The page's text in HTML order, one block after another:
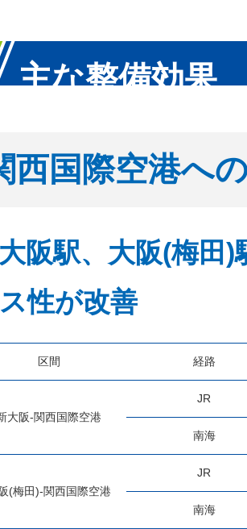
主な整備効果
西国際空港へ
阪駅、大阪(梅田
性が改善
区間 経路
大阪-関西国際空港
JR
南海
(梅田)-関西国際空港
JR
南海